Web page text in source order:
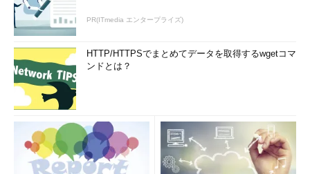
PR(ITmedia エンタープライズ)
HTTP/HTTPSでまとめてデータを取得するwgetコマ
ンドとは？